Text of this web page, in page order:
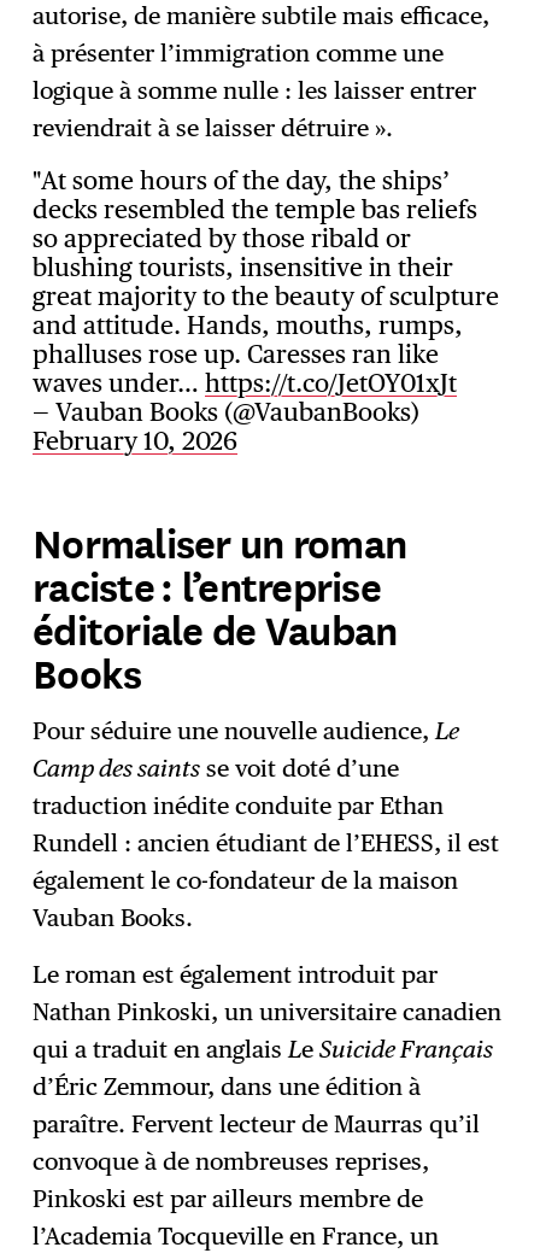
autorise, de manière subtile mais efficace,
à présenter l’immigration comme une
logique à somme nulle : les laisser entrer
reviendrait à se laisser détruire ».
"At some hours of the day, the ships’
decks resembled the temple bas reliefs
so appreciated by those ribald or
blushing tourists, insensitive in their
great majority to the beauty of sculpture
and attitude. Hands, mouths, rumps,
phalluses rose up. Caresses ran like
waves under…https://t.co/JetOY01xJt
— Vauban Books (@VaubanBooks)
February 10, 2026
Normaliser un roman
raciste : l’entreprise
éditoriale de Vauban
Books
Pour séduire une nouvelle audience, Le
Camp des saints se voit doté d’une
traduction inédite conduite par Ethan
Rundell : ancien étudiant de l’EHESS, il est
également le co-fondateur de la maison
Vauban Books.
Le roman est également introduit par
Nathan Pinkoski, un universitaire canadien
qui a traduit en anglais LeSuicide Français
d’Éric Zemmour, dans une édition à
paraître. Fervent lecteur de Maurras qu’il
convoque à de nombreuses reprises,
Pinkoski est par ailleurs membre de
l’Academia Tocqueville en France, un